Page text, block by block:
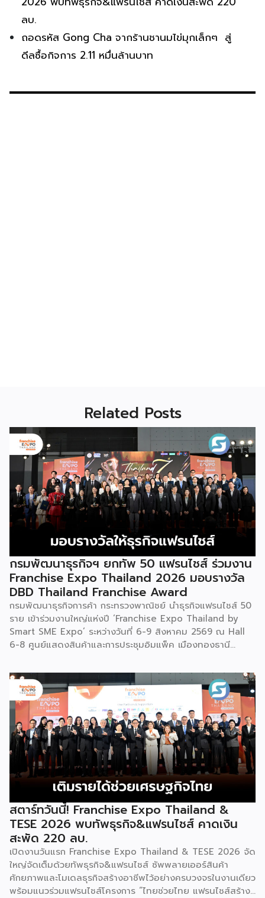
ลบ.
ถอดรหัส Gong Cha จากร้านชานมไข่มุกเล็กๆ สู่
ดีลซื้อกิจการ 2.11 หมื่นล้านบาท
Related Posts
กรมพัฒนาธุรกิจฯ ยกทัพ 50 แฟรนไชส์ ร่วมงาน
Franchise Expo Thailand 2026 มอบรางวัล
DBD Thailand Franchise Award
กรมพัฒนาธุรกิจการค้า กระทรวงพาณิชย์ นำธุรกิจแฟรนไชส์ 50
ราย เข้าร่วมงานใหญ่แห่งปี ‘Franchise Expo Thailand by
Smart SME Expo’ ระหว่างวันที่ 6-9 สิงหาคม 2569 ณ Hall
6-8 ศูนย์แสดงสินค้าและการประชุมอิมแพ็ค เมืองทองธานี
2026 ให้แก่ผู้ประกอบธุรกิจแฟรนไชส์ที่อยู่ในการส่งเสริมสนับสนุน
ของกรมฯ นายพูนพงษ์ นัยนาภากรณ์ อธิบดีกรมพัฒนาธุรกิจ
การค้า กระทรวงพาณิชย์ เปิดเผยภายหลังเป็นประธานเปิดงาน
“งานแฟรนไชส์ เอ็กซ์โป ไทยแลนด์ บาย สมาร์ท เอสเอ็มอี เอ็กซ์
โป (Franchise Expo Thailand by Smart SME Expo)” ซึ่ง
เป็นงานแสดงธุรกิจแฟรนไชส์ชั้นนำที่จัดขึ้นโดย บริษัท พีเอ็มจี
คอร์ปอเรชัน จำกัด เพื่อยกระดับศักยภาพของผู้ประกอบการและ
เจ้าของธุรกิจที่ต้องการขยายกิจการผ่านระบบแฟรนไชส์ […]
สตาร์ทวันนี้! Franchise Expo Thailand &
TESE 2026 พบทัพธุรกิจ&แฟรนไชส์ คาดเงิน
สะพัด 220 ลบ.
เปิดงานวันแรก Franchise Expo Thailand & TESE 2026 จัด
ใหญ่จัดเต็มด้วยทัพธุรกิจ&แฟรนไชส์ ซัพพลายเออร์สินค้า
ศักยภาพและโมเดลธุรกิจสร้างอาชีพไว้อย่างครบวงจรในงานเดียว
พร้อมแนวร่วมแฟรนไชส์โครงการ “ไทยช่วยไทย แฟรนไชส์สร้าง